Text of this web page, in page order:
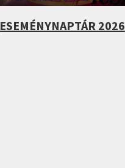
ESEMÉNYNAPTÁR 2026